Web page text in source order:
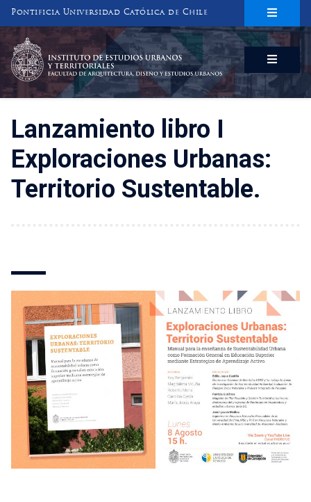
Pontificia Universidad Católica de Chile
INSTITUTO DE ESTUDIOS URBANOS
Y TERRITORIALES
FACULTAD DE ARQUITECTURA, DISEÑO Y ESTUDIOS URBANOS
Lanzamiento libro I
Exploraciones Urbanas:
Territorio Sustentable.